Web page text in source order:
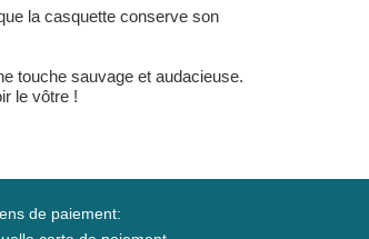
la casquette conserve son
touche sauvage et audacieuse.
le vôtre !
de paiement: